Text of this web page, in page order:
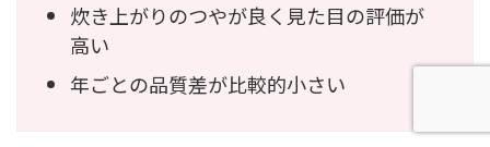
炊き上がりのつやが良く見た目の評価が
高い
年ごとの品質差が比較的小さい